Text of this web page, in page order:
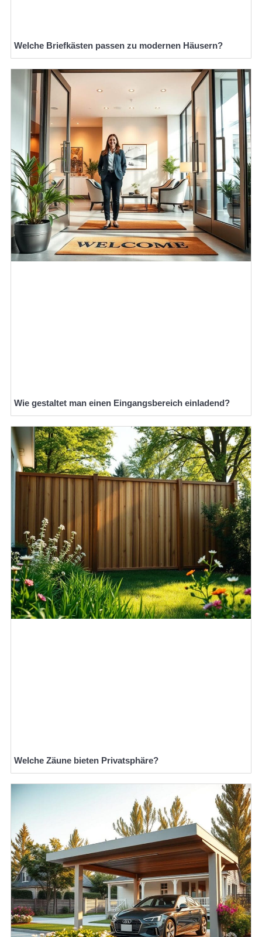
Welche Briefkästen passen zu modernen Häusern?
Wie gestaltet man einen Eingangsbereich einladend?
Welche Zäune bieten Privatsphäre?